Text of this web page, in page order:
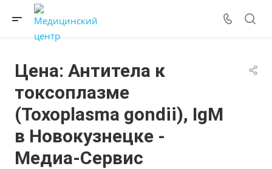
Цена: Антитела к
токсоплазме
(Toxoplasma gondii), IgM
в Новокузнецке -
Медиа-Сервис